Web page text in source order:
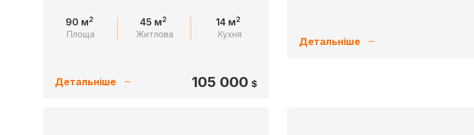
90 м2
Площа
45 м2
Житлова
14 м2
Кухня
Детальніше 105 000 $
Детальніше